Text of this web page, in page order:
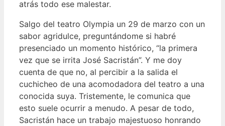
atrás todo ese malestar.
Salgo del teatro Olympia un 29 de marzo con un
sabor agridulce, preguntándome si habré
presenciado un momento histórico, “la primera
vez que se irrita José Sacristán”. Y me doy
cuenta de que no, al percibir a la salida el
cuchicheo de una acomodadora del teatro a una
conocida suya. Tristemente, le comunica que
esto suele ocurrir a menudo. A pesar de todo,
Sacristán hace un trabajo majestuoso honrando